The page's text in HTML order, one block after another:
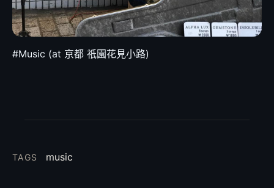
#Music (at 京都 祇園花見小路)
TAGS music